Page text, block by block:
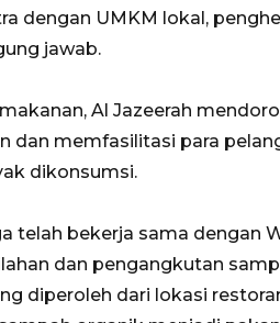
dengan UMKM lokal,
jawab.
Al Jazeerah
dan memfasilitasi para
dikonsumsi.
telah bekerja sama dengan
dan pengangkutan
diperoleh dari lokasi
28